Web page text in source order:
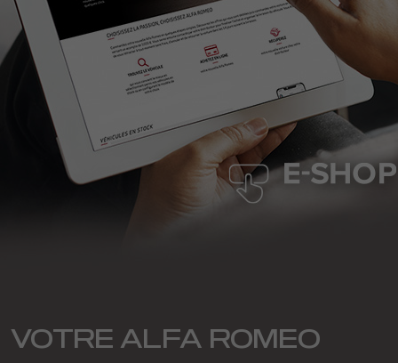
VOTRE ALFA ROMEO